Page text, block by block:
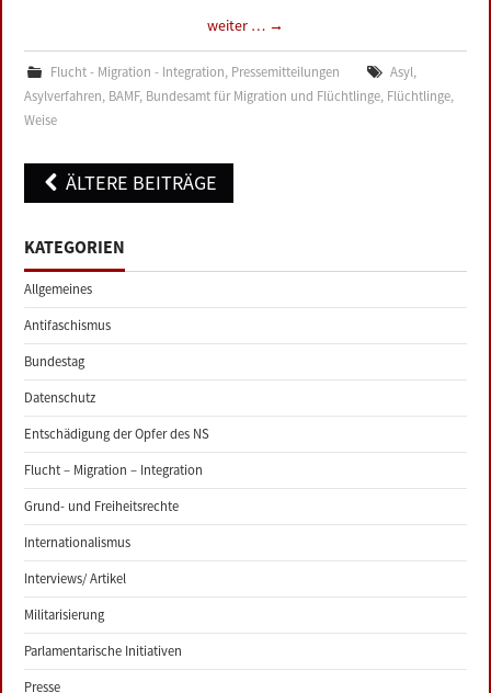
weiter … →
Flucht - Migration - Integration, Pressemitteilungen Asyl,
Asylverfahren, BAMF, Bundesamt für Migration und Flüchtlinge, Flüchtlinge,
Weise
Post
navigation
ÄLTERE BEITRÄGE
KATEGORIEN
Allgemeines
Antifaschismus
Bundestag
Datenschutz
Entschädigung der Opfer des NS
Flucht – Migration – Integration
Grund- und Freiheitsrechte
Internationalismus
Interviews/ Artikel
Militarisierung
Parlamentarische Initiativen
Presse